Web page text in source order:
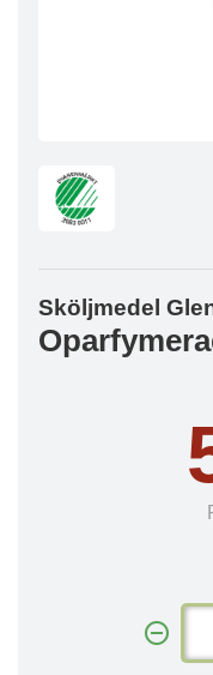
Sköljmedel